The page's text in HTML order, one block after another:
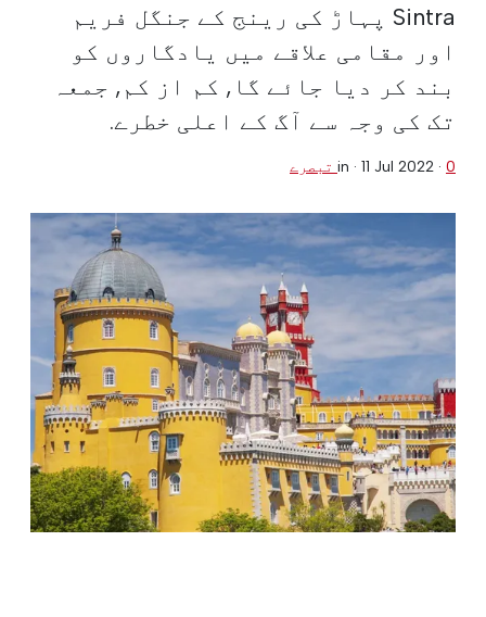
Sintra پہاڑ کی رینج کے جنگل فریم
اور مقامی علاقے میں یادگاروں کو
بند کر دیا جائے گا, کم از کم, جمعہ
تک کی وجہ سے آگ کے اعلی خطرے.
in · 11 Jul 2022 · 0 تبصرے